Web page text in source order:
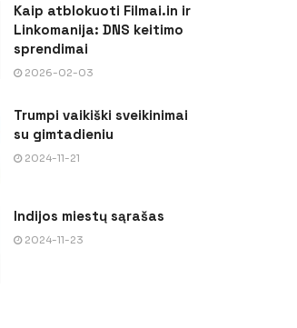
Kaip atblokuoti Filmai.in ir
Linkomanija: DNS keitimo
sprendimai
2026-02-03
Trumpi vaikiški sveikinimai
su gimtadieniu
2024-11-21
Indijos miestų sąrašas
2024-11-23